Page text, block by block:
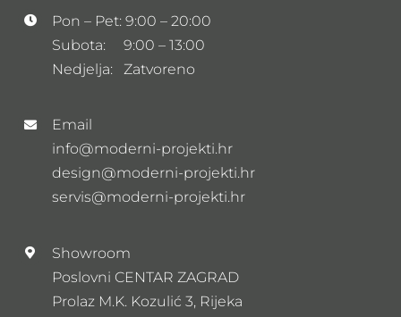
Pon – Pet: 9:00 – 20:00
Subota: 9:00 – 13:00
Nedjelja: Zatvoreno
Email
info@moderni-projekti.hr
design@moderni-projekti.hr
servis@moderni-projekti.hr
Showroom
Poslovni CENTAR ZAGRAD
Prolaz M.K. Kozulić 3, Rijeka